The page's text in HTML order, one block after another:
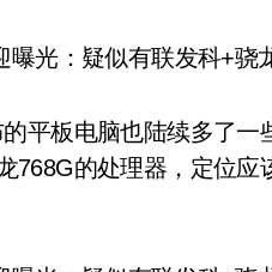
平板电脑也陆续多了一
768G的处理器，定位